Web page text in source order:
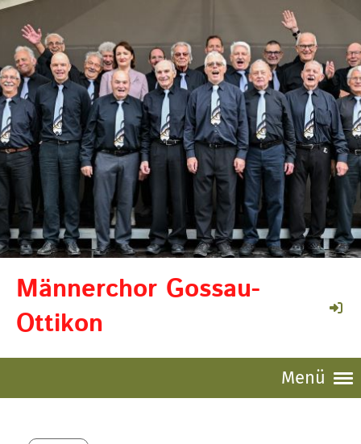
Männerchor Gossau-
Ottikon
Menü